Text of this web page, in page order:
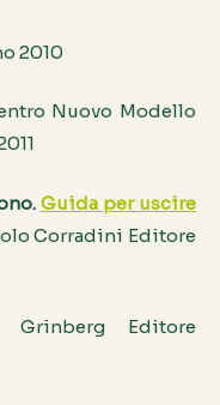
2010
Nuovo Modello
Guida per uscire
Corradini Editore
Editore